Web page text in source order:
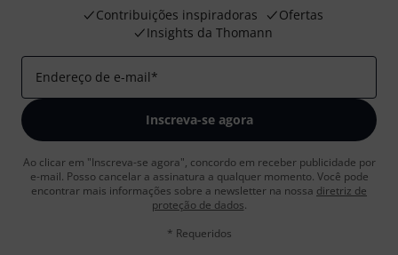
Contribuições inspiradoras
Ofertas
Insights da Thomann
Endereço de e-mail*
Inscreva-se agora
Ao clicar em "Inscreva-se agora", concordo em receber publicidade por
e-mail. Posso cancelar a assinatura a qualquer momento. Você pode
encontrar mais informações sobre a newsletter na nossa diretriz de
proteção de dados.
* Requeridos